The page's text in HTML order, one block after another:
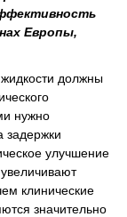
Европы,
жидкости должны
нужно
задержки
улучшение
клинические
значительно